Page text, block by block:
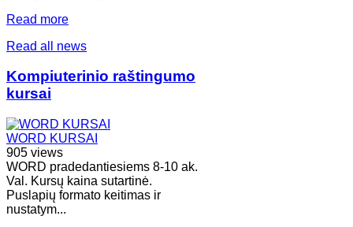
Read more
Read all news
Kompiuterinio raštingumo
kursai
WORD KURSAI
905 views
WORD pradedantiesiems 8-10 ak.
Val. Kursų kaina sutartinė.
Puslapių formato keitimas ir
nustatym...